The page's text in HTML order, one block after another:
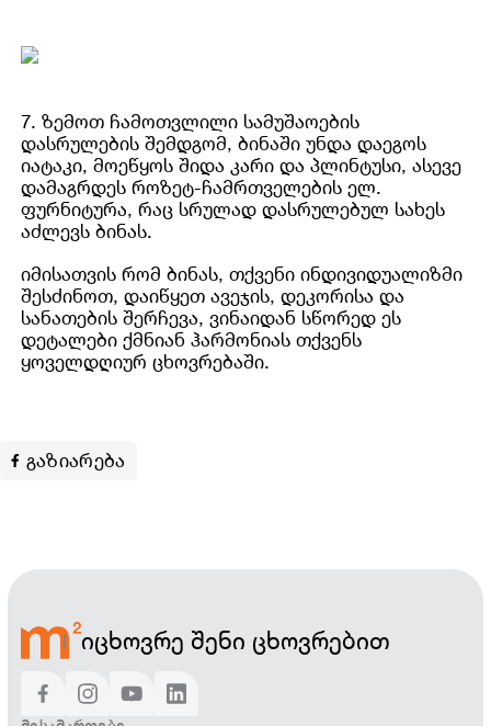
7. ზემოთ ჩამოთვლილი სამუშაოების
დასრულების შემდგომ, ბინაში უნდა დაეგოს
იატაკი, მოეწყოს შიდა კარი და პლინტუსი, ასევე
დამაგრდეს როზეტ-ჩამრთველების ელ.
ფურნიტურა, რაც სრულად დასრულებულ სახეს
აძლევს ბინას.
იმისათვის რომ ბინას, თქვენი ინდივიდუალიზმი
შესძინოთ, დაიწყეთ ავეჯის, დეკორისა და
სანათების შერჩევა, ვინაიდან სწორედ ეს
დეტალები ქმნიან ჰარმონიას თქვენს
ყოველდღიურ ცხოვრებაში.
გაზიარება
იცხოვრე შენი ცხოვრებით